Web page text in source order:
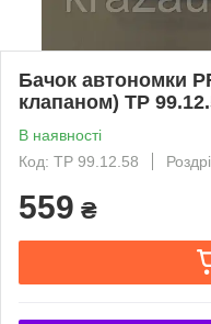
Бачок автономки
клапаном) TP
В наявності
Код: TP 99.12.58
559 ₴